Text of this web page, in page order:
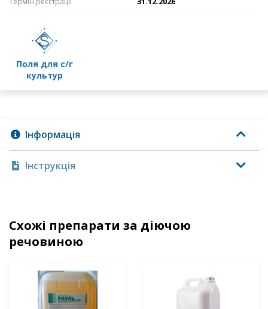
поля для с/г
культур
Інформація
Інструкція
Схожі препарати за діючою
речовиною